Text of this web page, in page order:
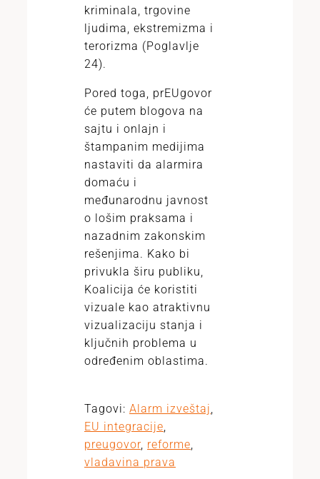
kriminala, trgovine
ljudima, ekstremizma i
terorizma (Poglavlje
24).
Pored toga, prEUgovor
će putem blogova na
sajtu i onlajn i
štampanim medijima
nastaviti da alarmira
domaću i
međunarodnu javnost
o lošim praksama i
nazadnim zakonskim
rešenjima. Kako bi
privukla širu publiku,
Koalicija će koristiti
vizuale kao atraktivnu
vizualizaciju stanja i
ključnih problema u
određenim oblastima.
Tagovi: Alarm izveštaj,
EU integracije,
preugovor, reforme,
vladavina prava